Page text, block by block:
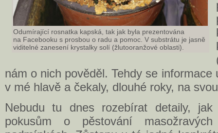
Odumírající rosnatka kapská, tak jak byla prezentována
na Facebooku s prosbou o radu a pomoc. V substrátu je jasně
viditelné zanesení krystalky solí (žlutooranžové oblasti).
nám o nich pověděl. Tehdy se
v mé hlavě a čekaly, dlouhé roky, na
Nebudu tu dnes rozebírat detaily,
pokusům o pěstování